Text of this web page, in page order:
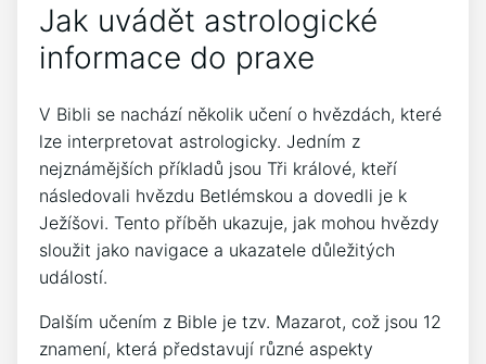
Jak uvádět astrologické
informace do praxe
V Bibli se nachází několik učení o hvězdách, které
lze interpretovat astrologicky. Jedním z
nejznámějších příkladů jsou Tři králové, kteří
následovali hvězdu Betlémskou a dovedli je k
Ježíšovi. Tento příběh ukazuje, jak mohou hvězdy
sloužit jako navigace a ukazatele důležitých
událostí.
Dalším učením z Bible je tzv. Mazarot, což jsou 12
znamení, která představují různé aspekty